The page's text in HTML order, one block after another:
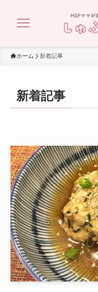
ホーム 新着記事
新着記事